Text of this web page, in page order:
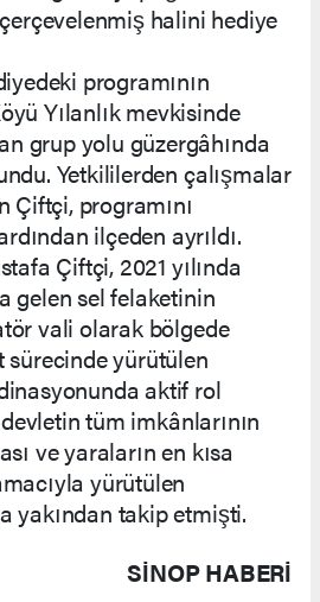
halini hediye
programının
Yılanlık mevkisinde
grup yolu güzergâhında
Yetkililerden çalışmalar
Çiftçi, programını
ilçeden ayrıldı.
Çiftçi, 2021 yılında
gelen sel felaketinin
vali olarak bölgede
sürecinde yürütülen
aktif rol
tüm imkânlarının
ve yaraların en kısa
yürütülen
yakından takip etmişti.
SINOP HABERİ